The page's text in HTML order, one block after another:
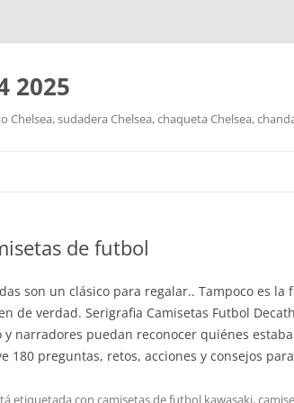
2025
sudadera Chelsea, chaqueta Chelsea,
de futbol
son un clásico para regalar.. Tampoco es
de verdad. Serigrafia Camisetas Futbol
narradores puedan reconocer quiénes
180 preguntas, retos, acciones y consejos
etiquetada con camisetas de futbol kawasaki,